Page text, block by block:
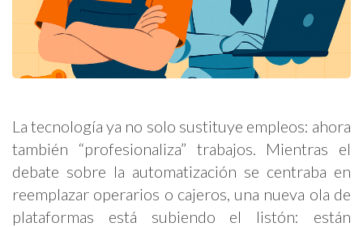
La tecnología ya no solo sustituye empleos: ahora
también “profesionaliza” trabajos. Mientras el
debate sobre la automatización se centraba en
reemplazar operarios o cajeros, una nueva ola de
plataformas está subiendo el listón: están